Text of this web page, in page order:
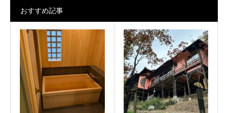
おすすめ記事